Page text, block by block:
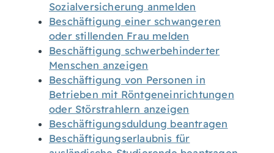
Sozialversicherung anmelden
Beschäftigung einer schwangeren
oder stillenden Frau melden
Beschäftigung schwerbehinderter
Menschen anzeigen
Beschäftigung von Personen in
Betrieben mit Röntgeneinrichtungen
oder Störstrahlern anzeigen
Beschäftigungsduldung beantragen
Beschäftigungserlaubnis für